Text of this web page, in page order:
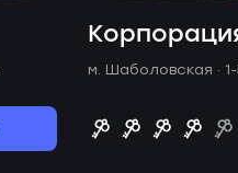
м. Шаболовская ·